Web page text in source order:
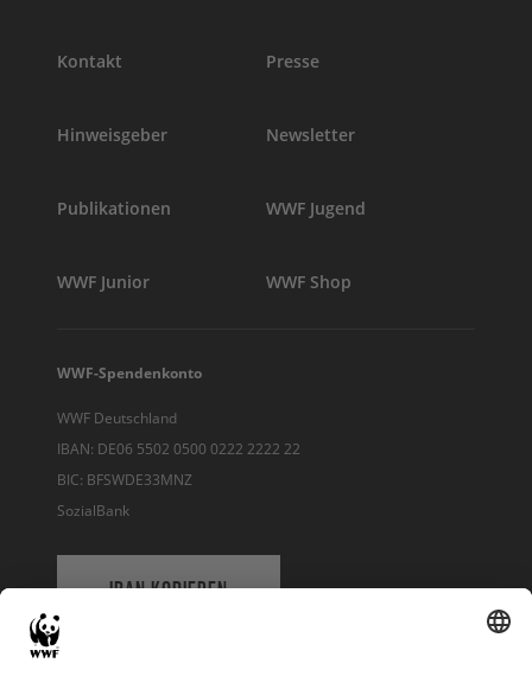
Kontakt Presse
Hinweisgeber Newsletter
Publikationen WWF Jugend
WWF Junior WWF Shop
WWF-Spendenkonto
WWF Deutschland
IBAN: DE06 5502 0500 0222 2222 22
BIC: BFSWDE33MNZ
SozialBank
IBAN KOPIEREN